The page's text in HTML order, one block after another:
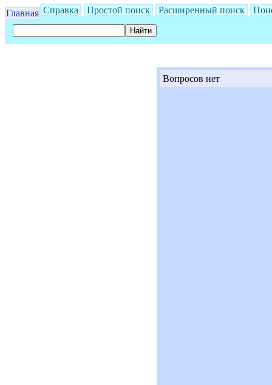
Главная Справка Простой поиск Расширенный поиск
Вопросов нет